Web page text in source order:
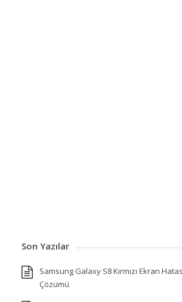
Son Yazılar
Samsung Galaxy S8 Kırmızı Ekran
Çözümü